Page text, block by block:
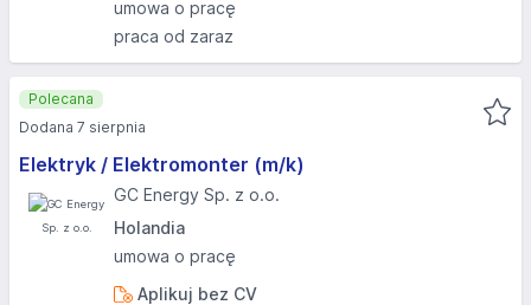
umowa o pracę
praca od zaraz
Elektryk / Elektromonter (m/k)
GC Energy Sp. z o.o.
Holandia
umowa o pracę
Aplikuj bez CV
Polecana
Dodana 7 sierpnia